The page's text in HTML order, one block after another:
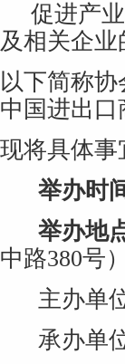
促进产
及相关企
以下简称协
中国进出口
现将具体事
举办时
举办地
中路380号）
主办单
承办单